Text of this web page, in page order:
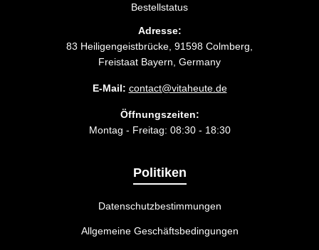
Bestellstatus
Adresse:
83 Heiligengeistbrücke, 91598 Colmberg,
Freistaat Bayern, Germany
E-Mail: contact@vitaheute.de
Öffnungszeiten:
Montag - Freitag: 08:30 - 18:30
Politiken
Datenschutzbestimmungen
Allgemeine Geschäftsbedingungen